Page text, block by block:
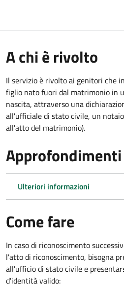
A chi è rivolto
Il servizio è rivolto ai genitori che
figlio nato fuori dal matrimonio in
nascita, attraverso una
all'ufficiale di stato civile, un
all'atto del matrimonio).
Approfondimenti
Ulteriori informazioni
Come fare
In caso di riconoscimento
l'atto di riconoscimento, bisogna
all'ufficio di stato civile e
d'identità valido: